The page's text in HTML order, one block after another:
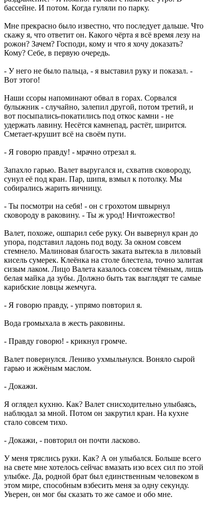
бассейне. И потом. Когда гуляли по парку.
Мне прекрасно было известно, что последует дальше. Что
скажу я, что ответит он. Какого чёрта я всё время лезу на
рожон? Зачем? Господи, кому и что я хочу доказать?
Кому? Себе, в первую очередь.
- У него не было пальца, - я выставил руку и показал. -
Вот этого!
Наши ссоры напоминают обвал в горах. Сорвался
булыжник - случайно, залепил другой, потом третий, и
вот посыпались-покатились под откос камни - не
удержать лавину. Несётся камнепад, растёт, ширится.
Сметает-крушит всё на своём пути.
- Я говорю правду! - мрачно отрезал я.
Запахло гарью. Валет выругался и, схватив сковороду,
сунул её под кран. Пар, шипя, взмыл к потолку. Мы
собирались жарить яичницу.
- Ты посмотри на себя! - он с грохотом швырнул
сковороду в раковину. - Ты ж урод! Ничтожество!
Валет, похоже, ошпарил себе руку. Он вывернул кран до
упора, подставил ладонь под воду. За окном совсем
стемнело. Малиновая благость заката вытекла в лиловый
кисель сумерек. Клеёнка на столе блестела, точно залитая
сизым лаком. Лицо Валета казалось совсем тёмным, лишь
белая майка да зубы. Должно быть так выглядят те самые
карибские ловцы жемчуга.
- Я говорю правду, - упрямо повторил я.
Вода громыхала в жесть раковины.
- Правду говорю! - крикнул громче.
Валет повернулся. Лениво ухмыльнулся. Воняло сырой
гарью и жжёным маслом.
- Докажи.
Я оглядел кухню. Как? Валет снисходительно улыбаясь,
наблюдал за мной. Потом он закрутил кран. На кухне
стало совсем тихо.
- Докажи, - повторил он почти ласково.
У меня тряслись руки. Как? А он улыбался. Больше всего
на свете мне хотелось сейчас вмазать изо всех сил по этой
улыбке. Да, родной брат был единственным человеком в
этом мире, способным взбесить меня за одну секунду.
Уверен, он мог бы сказать то же самое и обо мне.